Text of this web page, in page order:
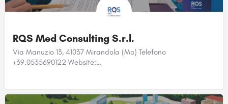
RQS Med Consulting S.r.l.
Via Manuzio 13, 41037 Mirandola (Mo) Telefono
+39.0535690122 Website:…